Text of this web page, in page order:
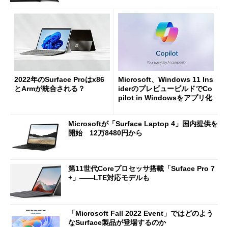
2022年のSurface Proはx86
とArmが統合される？
Microsoft、Windows 11 Ins
iderのプレビュービルドでCo
pilot in Windowsをアプリ化
Microsoftが「Surface Laptop 4」国内提供を
開始 12万8480円から
第11世代Coreプロセッサ搭載「Suface Pro 7
+」――LTE対応モデルも
「Microsoft Fall 2022 Event」ではどのよう
なSurface製品が登場するのか